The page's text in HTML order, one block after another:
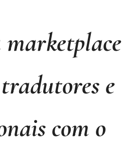
e
com o